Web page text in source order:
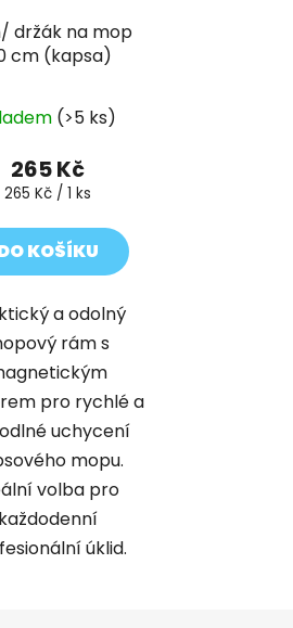
držák na mop
cm (kapsa)
(>5 ks)
265 Kč
Měrná
265 Kč / 1 ks
KOŠÍKU
a odolný
rám s
pro rychlé a
uchycení
mopu.
volba pro
každodenní
úklid.